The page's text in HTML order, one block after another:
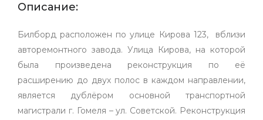
Описание:
Билборд расположен по улице Кирова 123, вблизи
авторемонтного завода. Улица Кирова, на которой
была произведена реконструкция по её
расширению до двух полос в каждом направлении,
является дублёром основной транспортной
магистрали г. Гомеля – ул. Советской. Реконструкция